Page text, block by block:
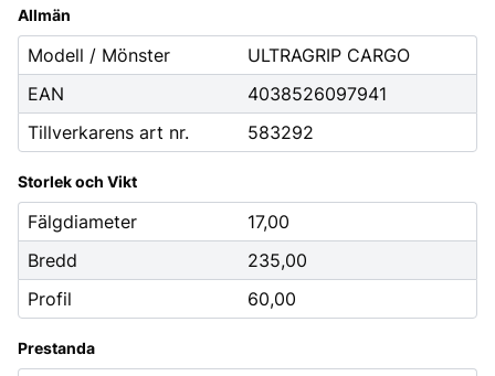
Allmän
Modell / Mönster
ULTRAGRIP CARGO
EAN
4038526097941
Tillverkarens art nr.
583292
Storlek och Vikt
Fälgdiameter
17,00
Bredd
235,00
Profil
60,00
Prestanda